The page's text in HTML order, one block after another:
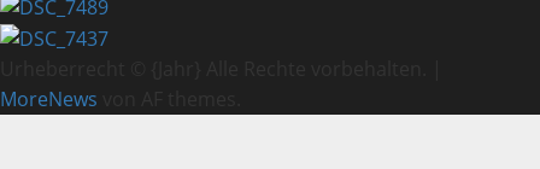
MoreNews